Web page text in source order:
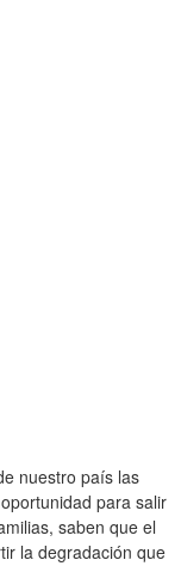
nuestro país las
para salir
saben que el
la degradación que